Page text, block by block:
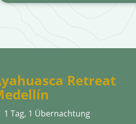
Retreat
1 Tag, 1 Übernachtung